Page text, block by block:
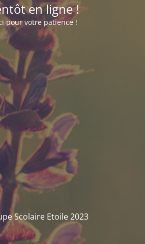
en ligne !
pour votre patience !
Scolaire Etoile 2023